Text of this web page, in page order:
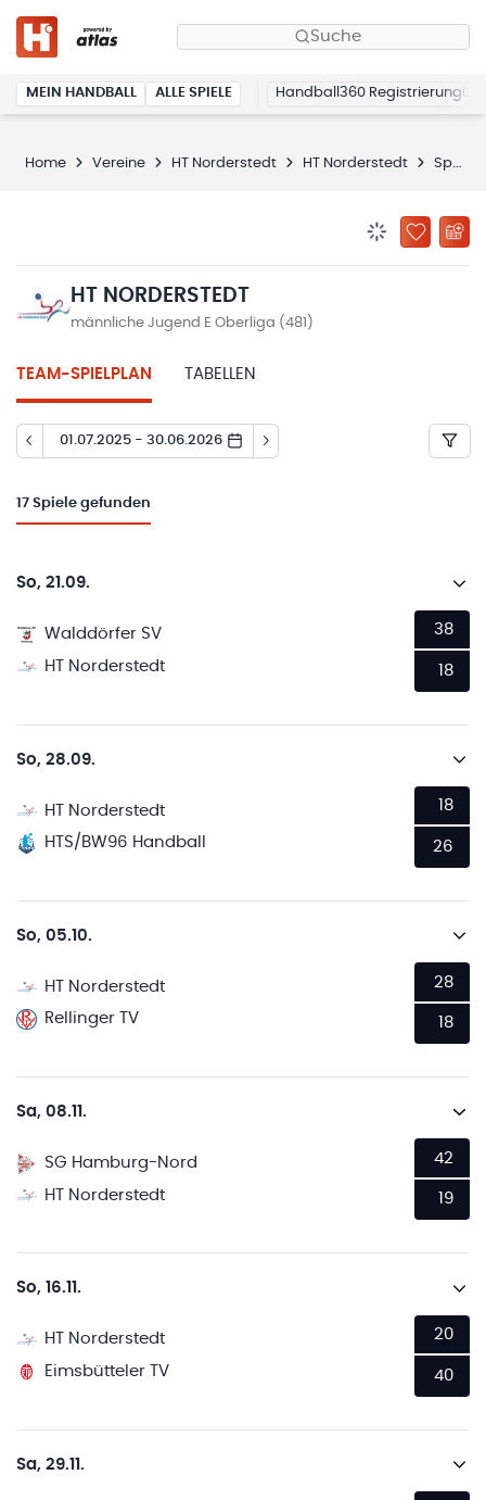
Suche
MEIN HANDBALL ALLE SPIELE Handball360 Registrierung
Home Vereine HT Norderstedt HT Norderstedt Spielplan
ZU
HT NORDERSTEDT
männliche Jugend E Oberliga (481)
TEAM-SPIELPLAN TABELLEN
01.07.2025 - 30.06.2026
17 Spiele gefunden
So, 21.09.
Walddörfer SV
HT Norderstedt
38
18
So, 28.09.
HT Norderstedt
HTS/BW96 Handball
18
26
So, 05.10.
HT Norderstedt
Rellinger TV
28
18
Sa, 08.11.
SG Hamburg-Nord
HT Norderstedt
42
19
So, 16.11.
HT Norderstedt
Eimsbütteler TV
20
40
Sa, 29.11.